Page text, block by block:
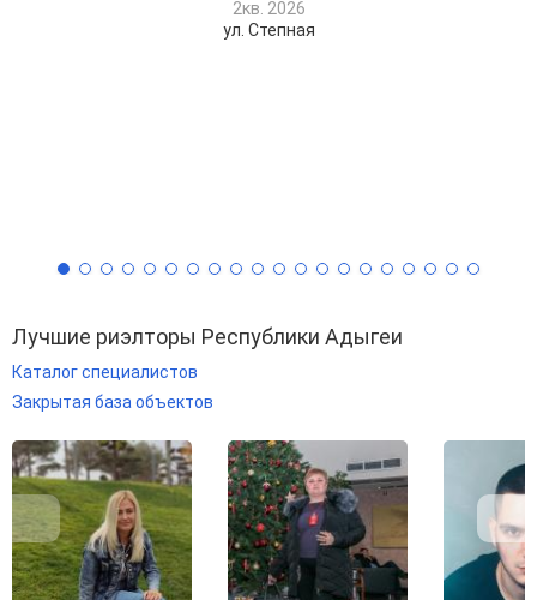
2кв. 2026
ул. Степная
Лучшие риэлторы Республики Адыгеи
Каталог специалистов
Закрытая база объектов